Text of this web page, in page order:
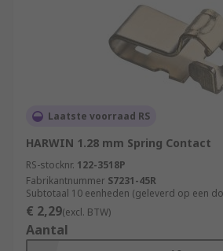
Laatste voorraad RS
HARWIN 1.28 mm Spring Contact
RS-stocknr. 122-3518P
Fabrikantnummer S7231-45R
Subtotaal 10 eenheden (geleverd op een
€ 2,29(excl. BTW)
Aantal